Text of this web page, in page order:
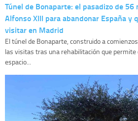
Túnel de Bonaparte: el pasadizo de
Alfonso XIII para abandonar España y
visitar en Madrid
El túnel de Bonaparte, construido a
las visitas tras una rehabilitación que permite
espacio...